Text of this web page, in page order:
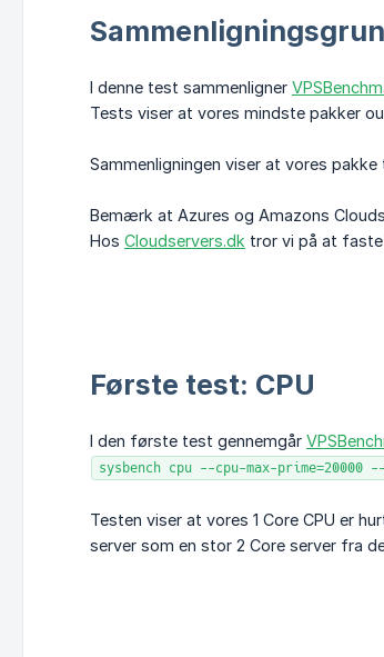
I denne test sammenligner
Tests viser at vores mindste pakker
Sammenligningen viser at vores
Bemærk at Azures og Amazons
Hos Cloudservers.dk tror vi på at faste
Første test: CPU
I den første test gennemgår
sysbench cpu --cpu-max-prime=20000
Testen viser at vores 1 Core CPU er
server som en stor 2 Core server fra